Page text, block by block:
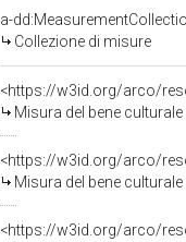
a-
Collezione di misure
<https://w3id.org/arco/
Misura del bene
<https://w3id.org/arco/
Misura del bene
<https://w3id.org/arco/